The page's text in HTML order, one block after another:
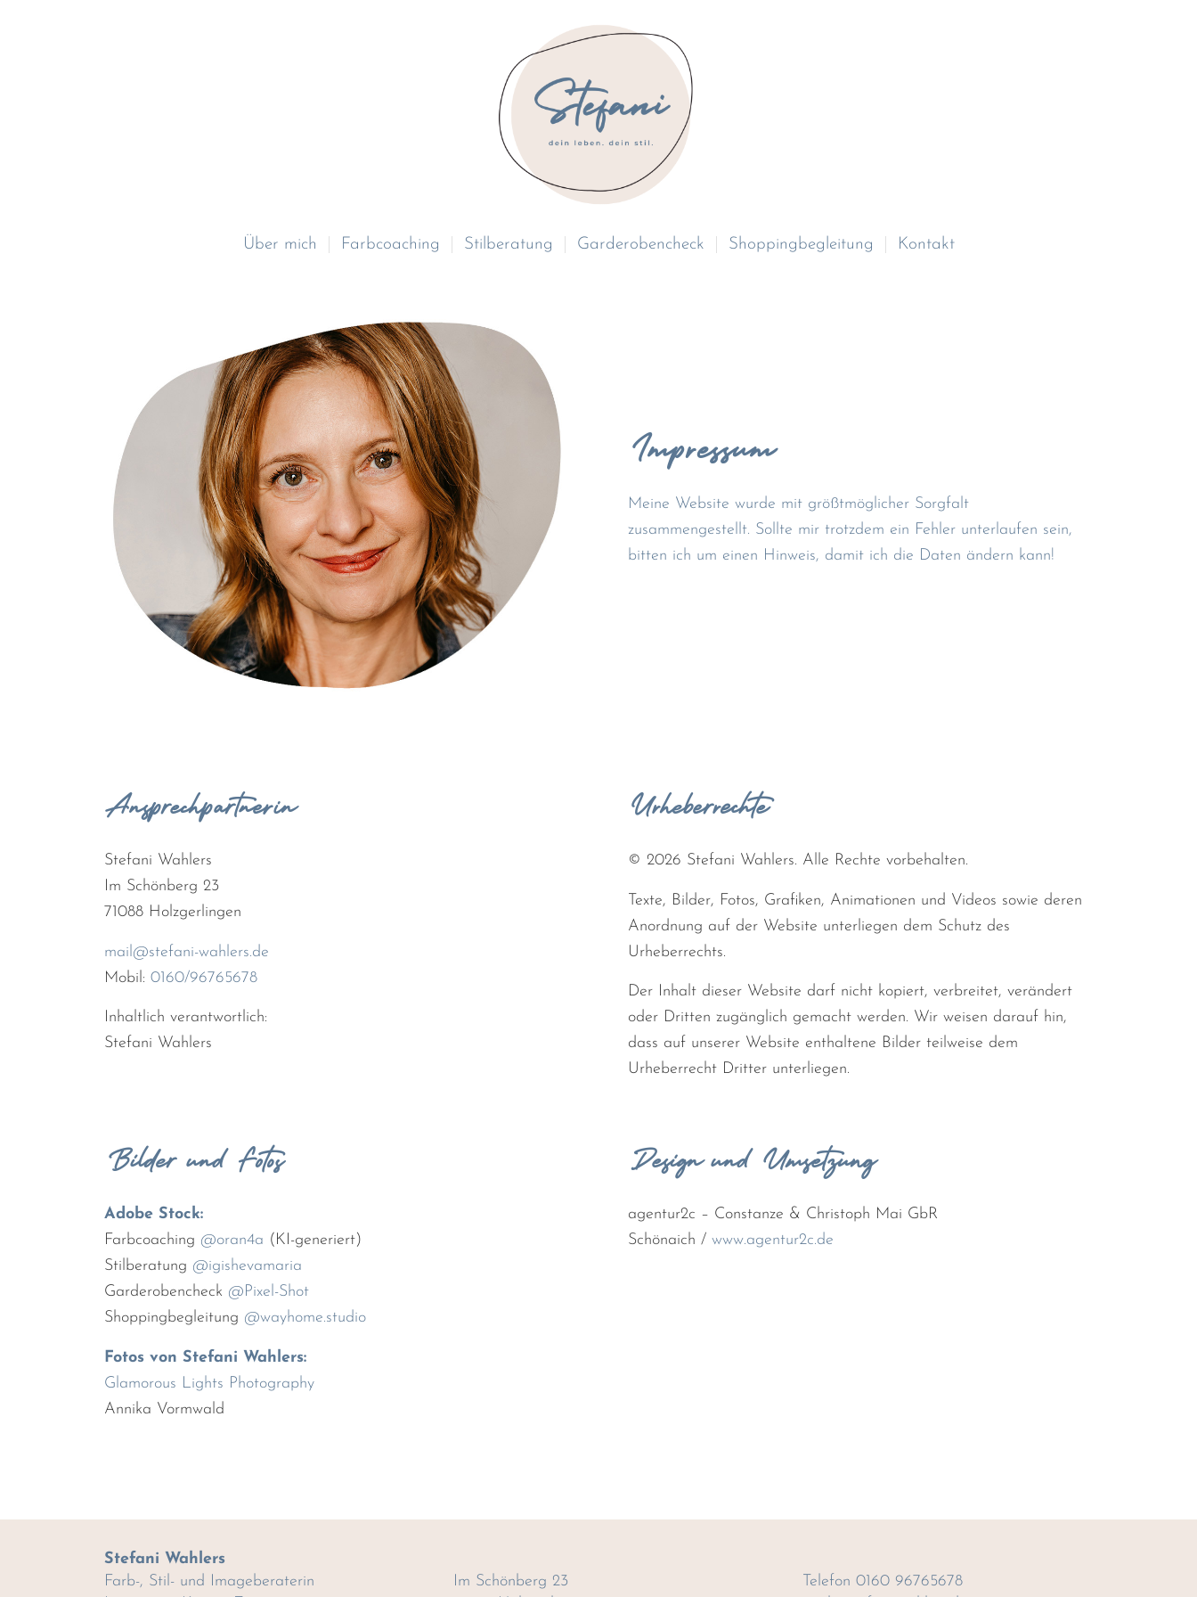
Über mich Farbcoaching Stilberatung Garderobencheck Shoppingbegleitung Kontakt
Impressum
Meine Website wurde mit größtmöglicher Sorgfalt
zusammengestellt. Sollte mir trotzdem ein Fehler unterlaufen sein,
bitten ich um einen Hinweis, damit ich die Daten ändern kann!
Ansprechpartnerin
Stefani Wahlers
Im Schönberg 23
71088 Holzgerlingen
mail@stefani-wahlers.de
Mobil:0160/96765678
Inhaltlich verantwortlich:
Stefani Wahlers
Urheberrechte
© 2026 Stefani Wahlers. Alle Rechte vorbehalten.
Texte, Bilder, Fotos, Grafiken, Animationen und Videos sowie deren
Anordnung auf der Website unterliegen dem Schutz des
Urheberrechts.
Der Inhalt dieser Website darf nicht kopiert, verbreitet, verändert
oder Dritten zugänglich gemacht werden. Wir weisen darauf hin,
dass auf unserer Website enthaltene Bilder teilweise dem
Urheberrecht Dritter unterliegen.
Bilder und Fotos
Adobe Stock:
Farbcoaching @oran4a (KI-generiert)
Stilberatung @igishevamaria
Garderobencheck @Pixel-Shot
Shoppingbegleitung @wayhome.studio
Fotos von Stefani Wahlers:
Glamorous Lights Photography
Annika Vormwald
Design und Umsetzung
agentur2c – Constanze & Christoph Mai GbR
Schönaich /www.agentur2c.de
Stefani Wahlers
Farb-, Stil- und Imageberaterin
Im Schönberg 23
Telefon 0160 96765678